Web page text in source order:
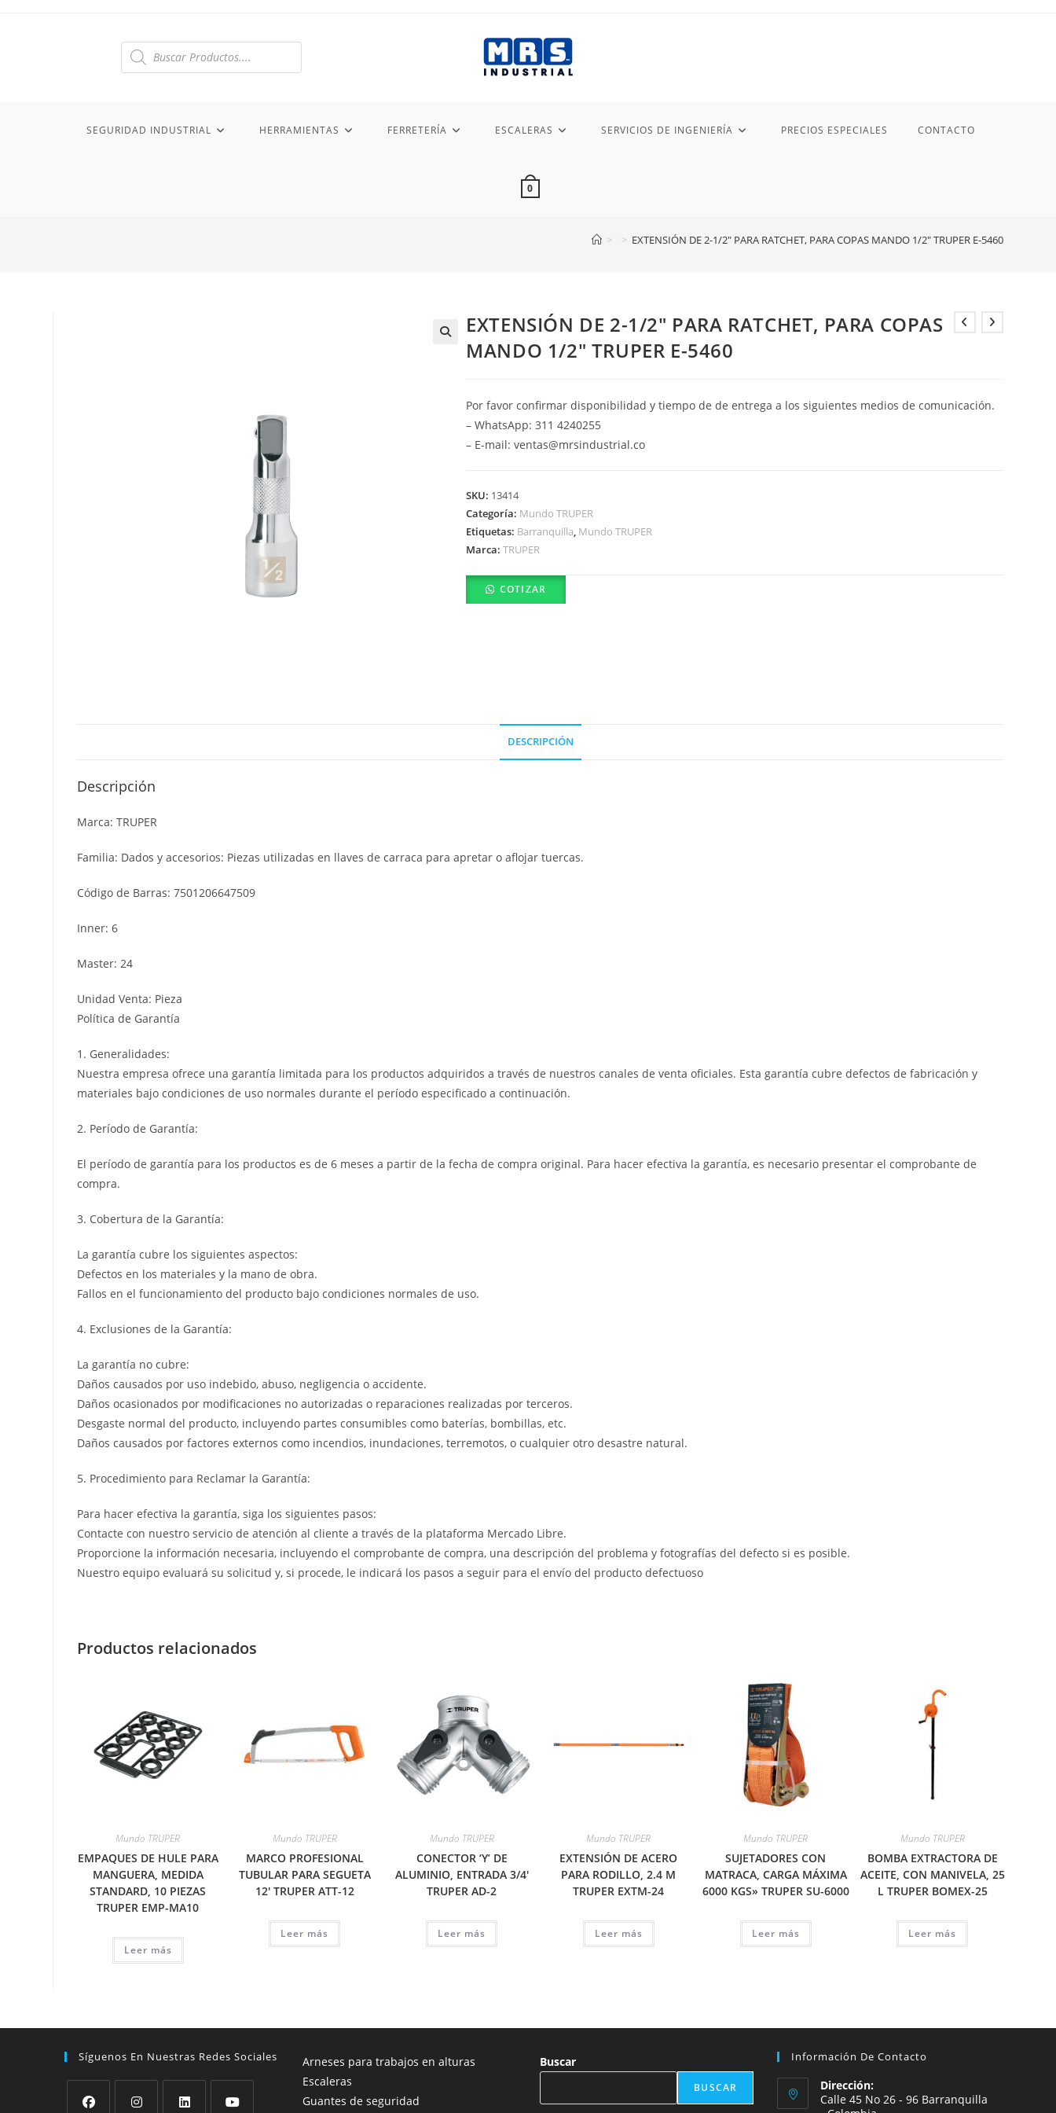
Búsqueda
SEGURIDAD INDUSTRIAL HERRAMIENTAS FERRETERÍA ESCALERAS SERVICIOS DE INGENIERÍA PRECIOS ESPECIALES CONTACTO
0
> > EXTENSIÓN DE 2-1/2″ PARA RATCHET, PARA COPAS MANDO 1/2″ TRUPER E-5460
EXTENSIÓN DE 2-1/2″ PARA RATCHET, PARA COPAS
MANDO 1/2″ TRUPER E-5460
Por favor confirmar disponibilidad y tiempo de de entrega a los siguientes medios de comunicación.
– WhatsApp: 311 4240255
– E-mail: ventas@mrsindustrial.co
SKU: 13414
Categoría: Mundo TRUPER
Etiquetas: Barranquilla Mundo TRUPER
Marca:TRUPER
COTIZAR
DESCRIPCIÓN
Descripción
Marca: TRUPER
Familia: Dados y accesorios: Piezas utilizadas en llaves de carraca para apretar o aflojar tuercas.
Código de Barras: 7501206647509
Inner: 6
Master: 24
Unidad Venta: Pieza
Política de Garantía
1. Generalidades:
Nuestra empresa ofrece una garantía limitada para los productos adquiridos a través de nuestros canales de venta oficiales. Esta garantía cubre defectos de fabricación y
materiales bajo condiciones de uso normales durante el período especificado a continuación.
2. Período de Garantía:
El período de garantía para los productos es de 6 meses a partir de la fecha de compra original. Para hacer efectiva la garantía, es necesario presentar el comprobante de
compra.
3. Cobertura de la Garantía:
La garantía cubre los siguientes aspectos:
Defectos en los materiales y la mano de obra.
Fallos en el funcionamiento del producto bajo condiciones normales de uso.
4. Exclusiones de la Garantía:
La garantía no cubre:
Daños causados por uso indebido, abuso, negligencia o accidente.
Daños ocasionados por modificaciones no autorizadas o reparaciones realizadas por terceros.
Desgaste normal del producto, incluyendo partes consumibles como baterías, bombillas, etc.
Daños causados por factores externos como incendios, inundaciones, terremotos, o cualquier otro desastre natural.
5. Procedimiento para Reclamar la Garantía:
Para hacer efectiva la garantía, siga los siguientes pasos:
Contacte con nuestro servicio de atención al cliente a través de la plataforma Mercado Libre.
Proporcione la información necesaria, incluyendo el comprobante de compra, una descripción del problema y fotografías del defecto si es posible.
Nuestro equipo evaluará su solicitud y, si procede, le indicará los pasos a seguir para el envío del producto defectuoso
Productos relacionados
Mundo TRUPER
EMPAQUES DE HULE PARA
MANGUERA, MEDIDA
STANDARD, 10 PIEZAS
TRUPER EMP-MA10
Leer más
Mundo TRUPER
MARCO PROFESIONAL
TUBULAR PARA SEGUETA
12′ TRUPER ATT-12
Leer más
Mundo TRUPER
CONECTOR ‘Y’ DE
ALUMINIO, ENTRADA 3/4′
TRUPER AD-2
Leer más
Mundo TRUPER
EXTENSIÓN DE ACERO
PARA RODILLO, 2.4 M
TRUPER EXTM-24
Leer más
Mundo TRUPER
SUJETADORES CON
MATRACA, CARGA MÁXIMA
6000 KGS» TRUPER SU-6000
Leer más
Mundo TRUPER
BOMBA EXTRACTORA DE
ACEITE, CON MANIVELA, 25
L TRUPER BOMEX-25
Leer más
Síguenos En Nuestras Redes Sociales
Arneses para trabajos en alturas
Escaleras
Guantes de seguridad
Buscar
BUSCAR
Información De Contacto
Dirección:
Calle 45 No 26 - 96 Barranquilla